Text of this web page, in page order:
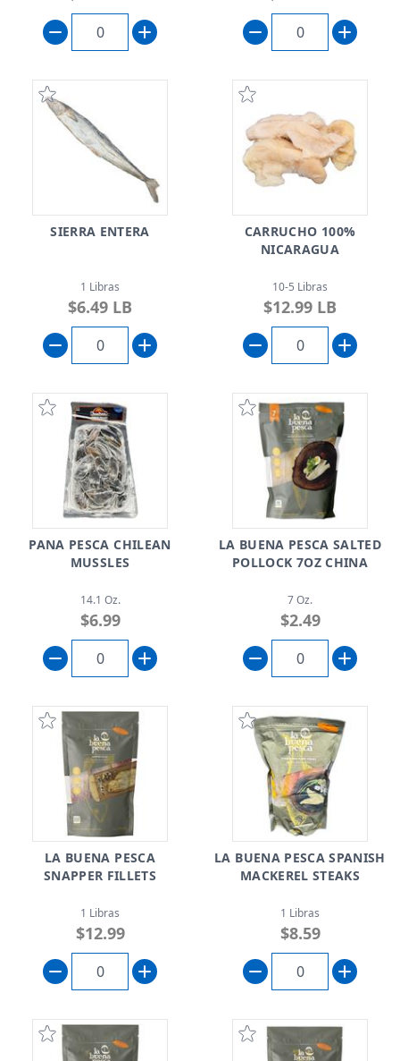
SIERRA ENTERA
1 Libras
$6.49 LB
CARRUCHO 100%
NICARAGUA
10-5 Libras
$12.99 LB
PANA PESCA CHILEAN
MUSSLES
14.1 Oz.
$6.99
LA BUENA PESCA SALTED
POLLOCK 7OZ CHINA
7 Oz.
$2.49
LA BUENA PESCA
SNAPPER FILLETS
1 Libras
$12.99
LA BUENA PESCA SPANISH
MACKEREL STEAKS
1 Libras
$8.59